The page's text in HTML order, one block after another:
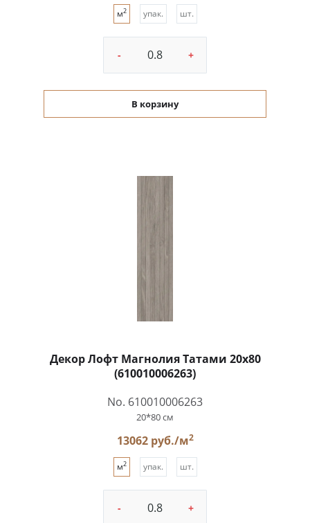
м2 упак. шт.
- +
В корзину
Декор Лофт Магнолия Татами 20x80
(610010006263)
No. 610010006263
20*80 см
13062 руб./м2
м2 упак. шт.
- +